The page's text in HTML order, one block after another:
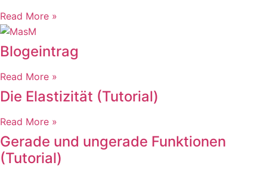
Read More »
Blogeintrag
Read More »
Die Elastizität (Tutorial)
Read More »
Gerade und ungerade Funktionen
(Tutorial)